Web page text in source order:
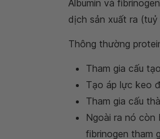
Albumin và
dịch sản xuất ra
Thông thường
Tham gia cấu
Tạo áp lực keo
Tham gia cấu
Ngoài ra nó còn
fibrinogen tham